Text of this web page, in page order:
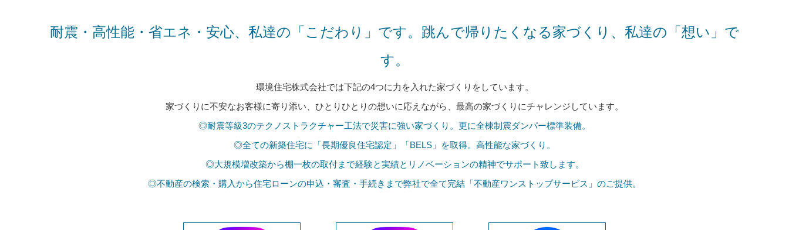
耐震・高性能・省エネ・安心、私達の「こだわり」です。跳んで帰りたくなる家づくり、私達の「想い」で
す。
環境住宅株式会社では下記の4つに力を入れた家づくりをしています。
家づくりに不安なお客様に寄り添い、ひとりひとりの想いに応えながら、最高の家づくりにチャレンジしています。
◎耐震等級3のテクノストラクチャー工法で災害に強い家づくり。更に全棟制震ダンパー標準装備。
◎全ての新築住宅に「長期優良住宅認定」「BELS」を取得。高性能な家づくり。
◎大規模増改築から棚一枚の取付まで経験と実績とリノベーションの精神でサポート致します。
◎不動産の検索・購入から住宅ローンの申込・審査・手続きまで弊社で全て完結「不動産ワンストップサービス」のご提供。